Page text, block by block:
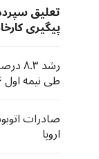
تعلیق
پیگیری
گواهی
نهادهای
چین رشد
طی نیمه اول ۲۰۲۶
صادرات
اروپا